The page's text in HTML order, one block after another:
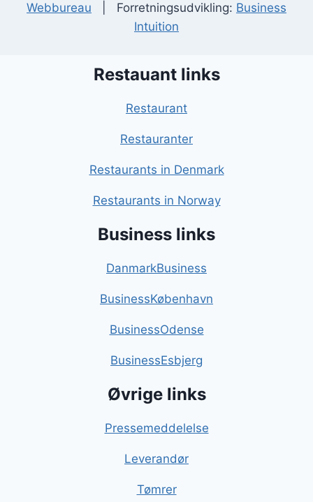
Webbureau | Forretningsudvikling: Business
Intuition
Restauant links
Restaurant
Restauranter
Restaurants in Denmark
Restaurants in Norway
Business links
DanmarkBusiness
BusinessKøbenhavn
BusinessOdense
BusinessEsbjerg
Øvrige links
Pressemeddelelse
Leverandør
Tømrer